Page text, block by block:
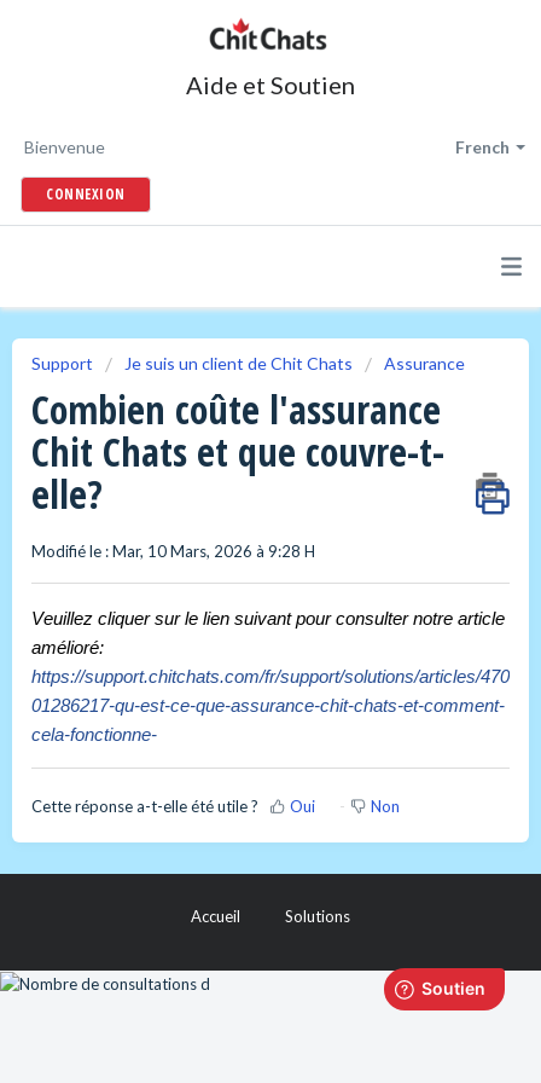
Aide et Soutien
French
Bienvenue
CONNEXION
Support Je suis un client de Chit Chats Assurance
Combien coûte l'assurance
Chit Chats et que couvre-t-
elle?
Modifié le : Mar, 10 Mars, 2026 à 9:28 H
Veuillez cliquer sur le lien suivant pour consulter notre article
amélioré:
https://support.chitchats.com/fr/support/solutions/articles/470
01286217-qu-est-ce-que-assurance-chit-chats-et-comment-
cela-fonctionne-
Cette réponse a-t-elle été utile ? Oui Non
Accueil Solutions